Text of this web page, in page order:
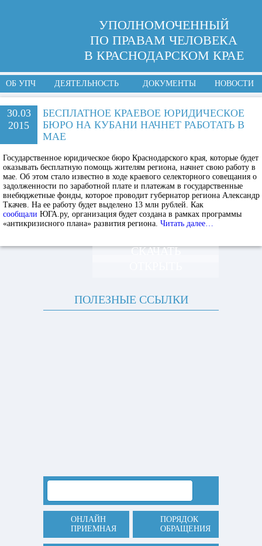
УПОЛНОМОЧЕННЫЙ
ПО ПРАВАМ ЧЕЛОВЕКА
В КРАСНОДАРСКОМ КРАЕ
ОБ УПЧ ДЕЯТЕЛЬНОСТЬ ДОКУМЕНТЫ НОВОСТИ
30.03
2015
БЕСПЛАТНОЕ КРАЕВОЕ ЮРИДИЧЕСКОЕ
БЮРО НА КУБАНИ НАЧНЕТ РАБОТАТЬ В
МАЕ
Государственное юридическое бюро Краснодарского края, которые будет
оказывать бесплатную помощь жителям региона, начнет свою работу в
мае. Об этом стало известно в ходе краевого селекторного совещания о
задолженности по заработной плате и платежам в государственные
внебюджетные фонды, которое проводит губернатор региона Александр
Ткачев. На ее работу будет выделено 13 млн рублей. Как
сообщали ЮГА.ру, организация будет создана в рамках программы
«антикризисного плана» развития региона. Читать далее…
СКАЧАТЬ
ПОЛЕЗНЫЕ ССЫЛКИ
ОНЛАЙН
ПРИЕМНАЯ
ПОРЯДОК
ОБРАЩЕНИЯ